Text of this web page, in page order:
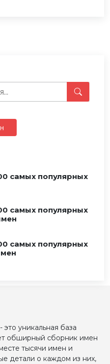
самых популярных
самых популярных
самых популярных
уникальная база
обширный сборник имен
тысячи имен и
детали о каждом из них,